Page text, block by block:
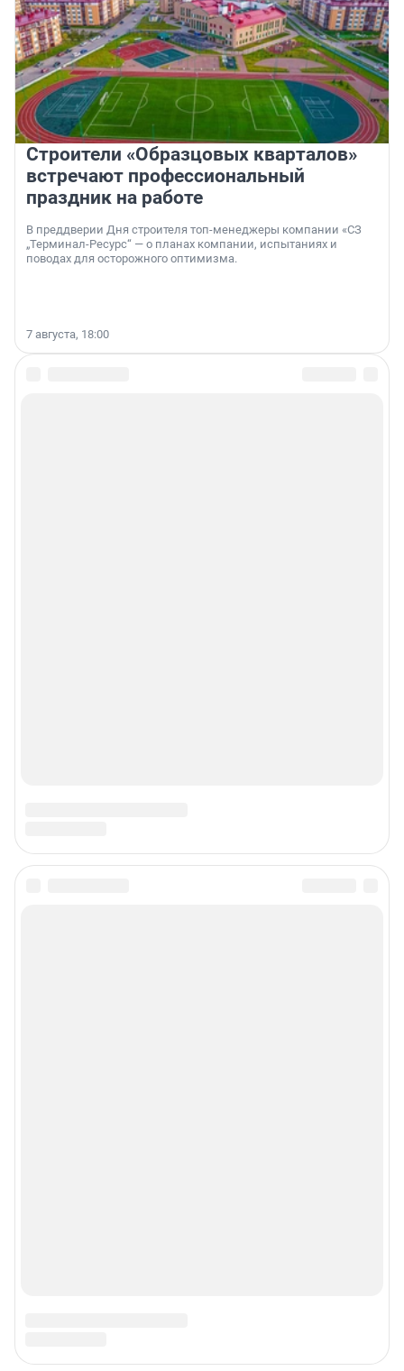
Строители «Образцовых кварталов»
встречают профессиональный
праздник на работе
В преддверии Дня строителя топ-менеджеры компании «СЗ
„Терминал-Ресурс“ — о планах компании, испытаниях и
поводах для осторожного оптимизма.
7 августа, 18:00